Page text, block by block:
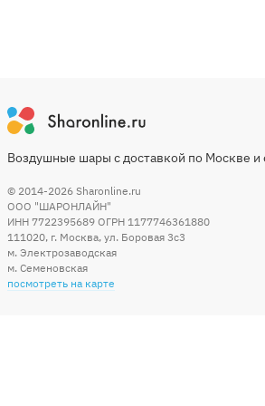
Воздушные шары с доставкой по Москве и
© 2014-2026 Sharonline.ru
ООО "ШАРОНЛАЙН"
ИНН 7722395689 ОГРН 1177746361880
111020, г. Москва, ул. Боровая 3c3
м. Электрозаводская
м. Семеновская
посмотреть на карте